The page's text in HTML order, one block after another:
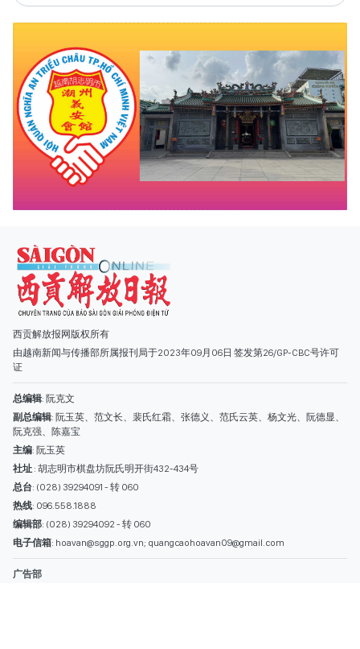
西贡解放报网版权所有
由越南新闻与传播部所属报刊局于2023年09月06日 签发第26/GP-CBC号许可
副总编辑: 阮玉英、范文长、裴氏红霜、张德义、范氏云英、杨文光、阮德显、
阮克强、陈嘉宝
主编: 阮玉英
社址: 胡志明市棋盘坊阮氏明开街432-434号
总台: (028) 39294091 - 转 060
热线: 096.558.1888
编辑部: (028) 39294092 - 转 060
电子信箱
广告部
(028) 38334185
quangcaohoavan09@gmail.com;
类别